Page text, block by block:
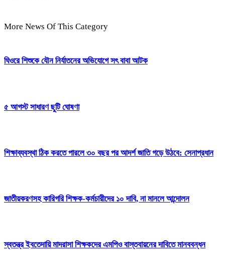
More News Of This Category
ঘিওরে শিশুকে যৌন নির্যাতনের অভিযোগে সৎ বাবা আটক
৫ আগস্ট সাধারণ ছুটি ঘোষণা
শিক্ষাব্যবস্থা ঠিক করতে পারলে ৩০ বছর পর আদর্শ জাতি গড়ে উঠবে: সেনাপ্রধান
জাতীয়করণসহ কারিগরি শিক্ষক-কর্মচারীদের ১০ দাবি, না মানলে আন্দোলন
স্বতন্ত্র ইবতেদায়ি মাদরাসা শিক্ষকদের এমপিও বাস্তবায়নের দাবিতে মানববন্ধন